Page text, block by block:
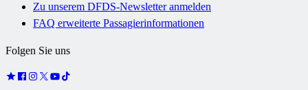
Zu unserem DFDS-Newsletter anmelden
FAQ erweiterte Passagierinformationen
Folgen Sie uns